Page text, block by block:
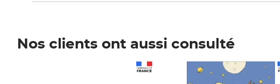
Nos clients ont aussi consulté
Prix 6,25€ HT